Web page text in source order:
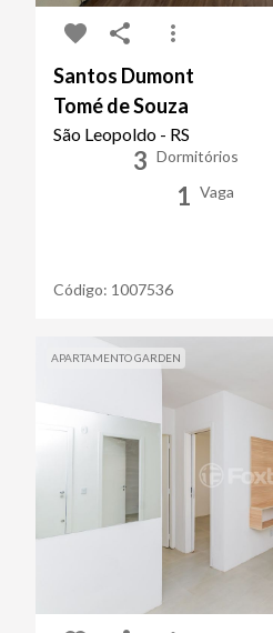
Santos Dumont
Tomé de Souza
São Leopoldo - RS
3 Dormitórios
1 Vaga
Código: 1007536
APARTAMENTO GARDEN